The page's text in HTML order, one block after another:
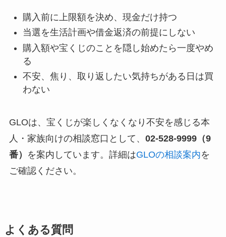
購入前に上限額を決め、現金だけ持つ
当選を生活計画や借金返済の前提にしない
購入額や宝くじのことを隠し始めたら一度やめ
る
不安、焦り、取り返したい気持ちがある日は買
わない
GLOは、宝くじが楽しくなくなり不安を感じる本
人・家族向けの相談窓口として、 02-528-9999（9
番）
を案内しています。詳細はGLOの相談案内を
ご確認ください。
よくある質問